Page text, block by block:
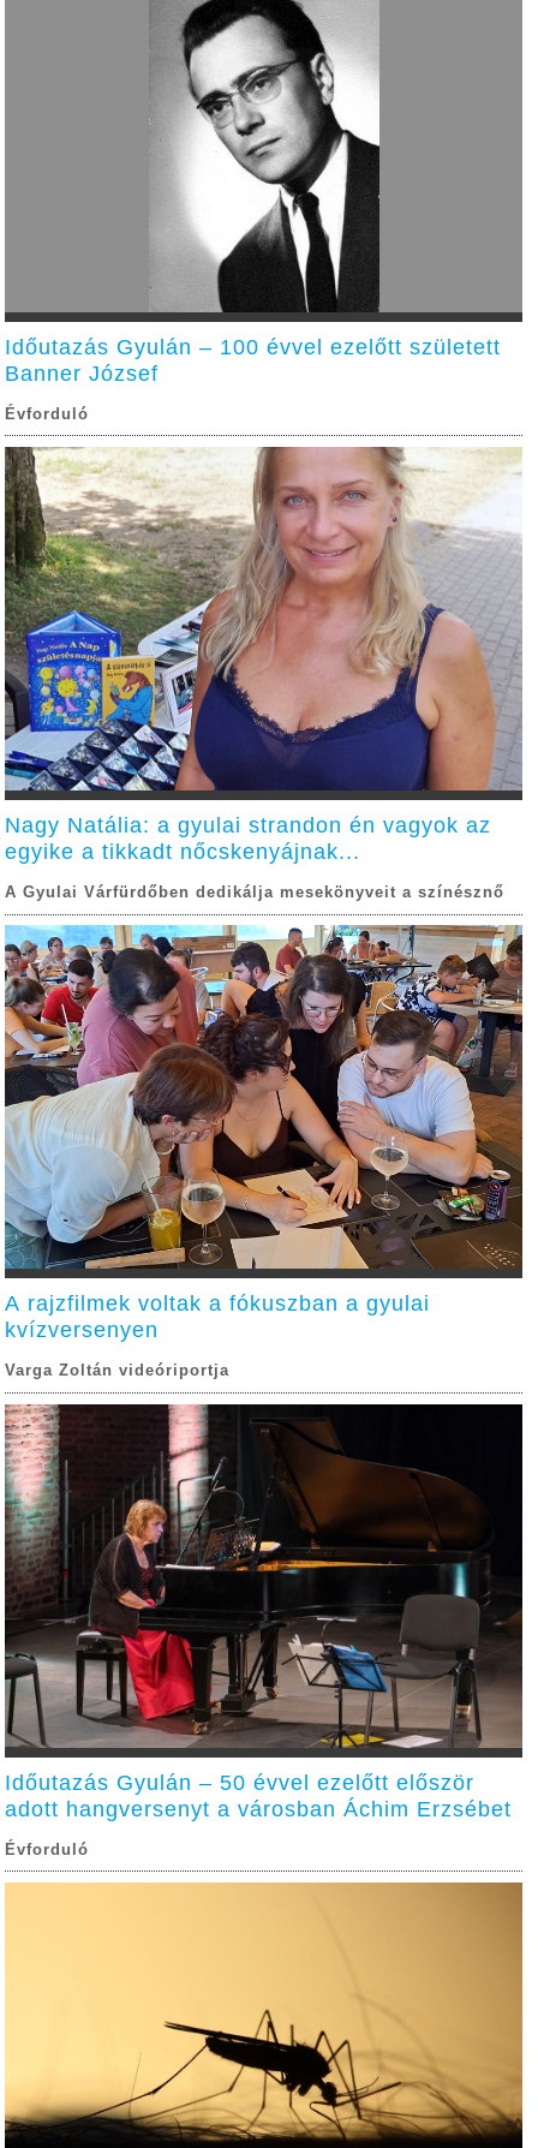
Időutazás Gyulán – 100 évvel ezelőtt született
Banner József
Évforduló
Nagy Natália: a gyulai strandon én vagyok az
egyike a tikkadt nőcskenyájnak...
A Gyulai Várfürdőben dedikálja mesekönyveit a színésznő
A rajzfilmek voltak a fókuszban a gyulai
kvízversenyen
Varga Zoltán videóriportja
Időutazás Gyulán – 50 évvel ezelőtt először
adott hangversenyt a városban Áchim Erzsébet
Évforduló